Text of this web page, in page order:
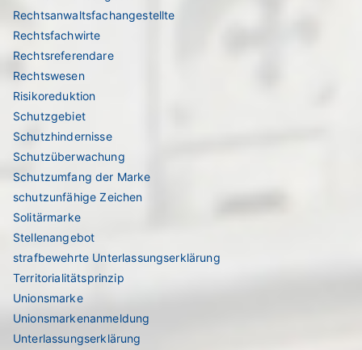
Rechtsanwaltsfachangestellte
Rechtsfachwirte
Rechtsreferendare
Rechtswesen
Risikoreduktion
Schutzgebiet
Schutzhindernisse
Schutzüberwachung
Schutzumfang der Marke
schutzunfähige Zeichen
Solitärmarke
Stellenangebot
strafbewehrte Unterlassungserklärung
Territorialitätsprinzip
Unionsmarke
Unionsmarkenanmeldung
Unterlassungserklärung